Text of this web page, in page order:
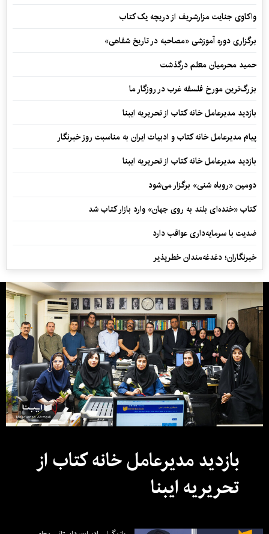
واکاوی جنایت مزارشریف از دریچه یک کتاب
برگزاری دوره آموزشی «مصاحبه در تاریخ شفاهی»
حمید محرمیان معلم درگذشت
بزرگ‌ترین مورخ فلسفه غرب در روزگار ما
بازدید مدیرعامل خانه کتاب از تحریریه ایبنا
پیام مدیرعامل خانه کتاب و ادبیات ایران به مناسبت روز خبرنگار
بازدید مدیرعامل خانه کتاب از تحریریه ایبنا
دومین «روباه شنی» برگزار می‌شود
کتاب «خنده‌ای بلند به روی جهان» وارد بازار کتاب شد
ضدیت با سرمایه‌داری عواقب دارد
خبرنگاران؛ دغدغه‌مندان خطرپذیر
بازدید مدیرعامل خانه کتاب از
تحریریه ایبنا